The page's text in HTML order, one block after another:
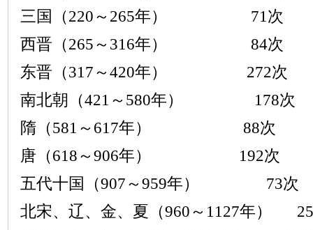
三国（220 ～ 265年） 71次
西晋（265 ～ 316年） 84次
东晋（317 ～ 420年） 272次
南北朝（421 ～ 580年） 178次
隋（581 ～ 617年） 88次
唐（618 ～ 906年） 192次
五代十国（907 ～ 959年） 73次
北宋、辽、金、夏（960 ～ 1127年）